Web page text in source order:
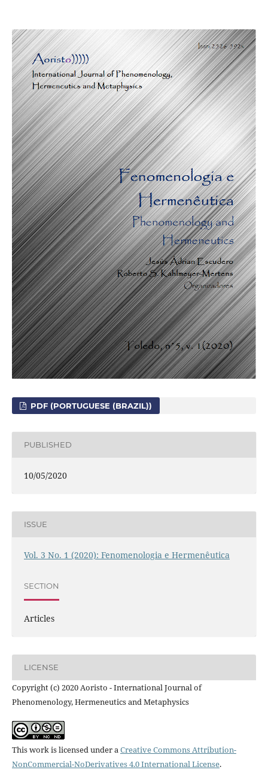
PDF (PORTUGUESE (BRAZIL))
PUBLISHED
10/05/2020
ISSUE
Vol. 3 No. 1 (2020): Fenomenologia e Hermenêutica
SECTION
Articles
LICENSE
Copyright (c) 2020 Aoristo - International Journal of
Phenomenology, Hermeneutics and Metaphysics
This work is licensed under aCreative Commons Attribution-
NonCommercial-NoDerivatives 4.0 International License.